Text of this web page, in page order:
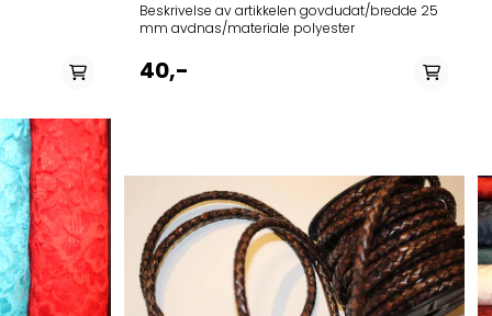
Beskrivelse av artikkelen govdudat/bredde 25
40,-